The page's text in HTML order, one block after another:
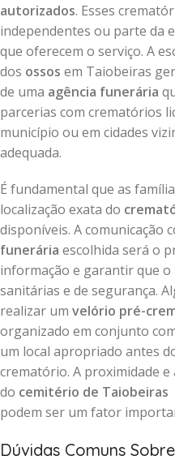
autorizados. Esses
independentes ou parte da
que oferecem o serviço. A
dos ossos em Taiobeiras
de uma agência funerária
parcerias com crematórios
município ou em cidades
adequada.
É fundamental que as
localização exata do
disponíveis. A comunicação
funerária escolhida será o
informação e garantir que o
sanitárias e de segurança.
realizar um velório pré-
organizado em conjunto
um local apropriado antes
crematório. A proximidade e
do cemitério de Taiobeiras
podem ser um fator
Dúvidas Comuns